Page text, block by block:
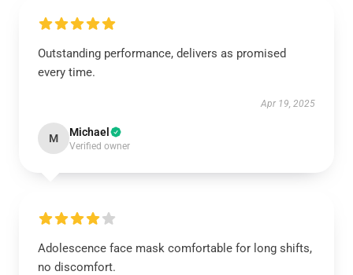
Outstanding performance, delivers as promised
every time.
Apr 19, 2025
M Michael
Verified owner
Adolescence face mask comfortable for long shifts,
no discomfort.